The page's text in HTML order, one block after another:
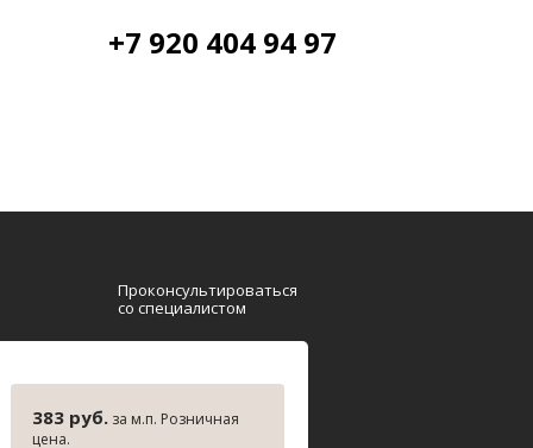
+7 920 404 94 97
Проконсультироваться
со специалистом
383 руб. за м.п. Розничная
цена.